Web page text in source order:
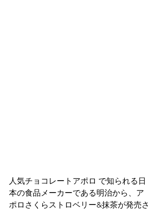
人気チョコレートアポロ で知られる日
本の食品メーカーである明治から、ア
ポロさくらストロベリー&抹茶が発売さ